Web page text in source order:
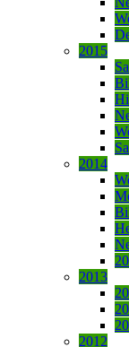
2015
2014
2013
2012